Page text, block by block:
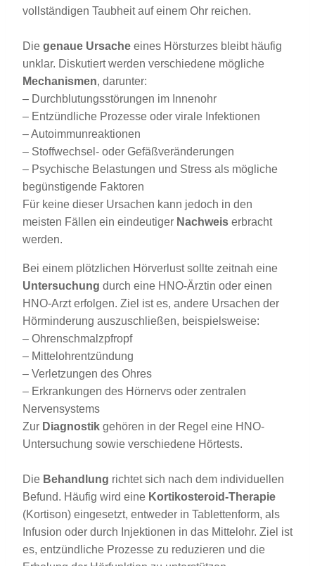
vollständigen Taubheit auf einem Ohr reichen.
Die genaue Ursache eines Hörsturzes bleibt häufig
unklar. Diskutiert werden verschiedene mögliche
Mechanismen, darunter:
– Durchblutungsstörungen im Innenohr
– Entzündliche Prozesse oder virale Infektionen
– Autoimmunreaktionen
– Stoffwechsel- oder Gefäßveränderungen
– Psychische Belastungen und Stress als mögliche
begünstigende Faktoren
Für keine dieser Ursachen kann jedoch in den
meisten Fällen ein eindeutiger Nachweis erbracht
werden.
Bei einem plötzlichen Hörverlust sollte zeitnah eine
Untersuchung durch eine HNO-Ärztin oder einen
HNO-Arzt erfolgen. Ziel ist es, andere Ursachen der
Hörminderung auszuschließen, beispielsweise:
– Ohrenschmalzpfropf
– Mittelohrentzündung
– Verletzungen des Ohres
– Erkrankungen des Hörnervs oder zentralen
Nervensystems
Zur Diagnostik gehören in der Regel eine HNO-
Untersuchung sowie verschiedene Hörtests.
Die Behandlung richtet sich nach dem individuellen
Befund. Häufig wird eine Kortikosteroid-Therapie
(Kortison) eingesetzt, entweder in Tablettenform, als
Infusion oder durch Injektionen in das Mittelohr. Ziel ist
es, entzündliche Prozesse zu reduzieren und die